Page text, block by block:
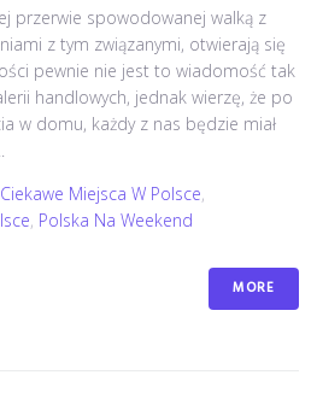
przerwie spowodowanej walką z
z tym związanymi, otwierają się
pewnie nie jest to wiadomość tak
handlowych, jednak wierzę, że po
w domu, każdy z nas będzie miał
Ciekawe Miejsca W Polsce,
, Polska Na Weekend
MORE